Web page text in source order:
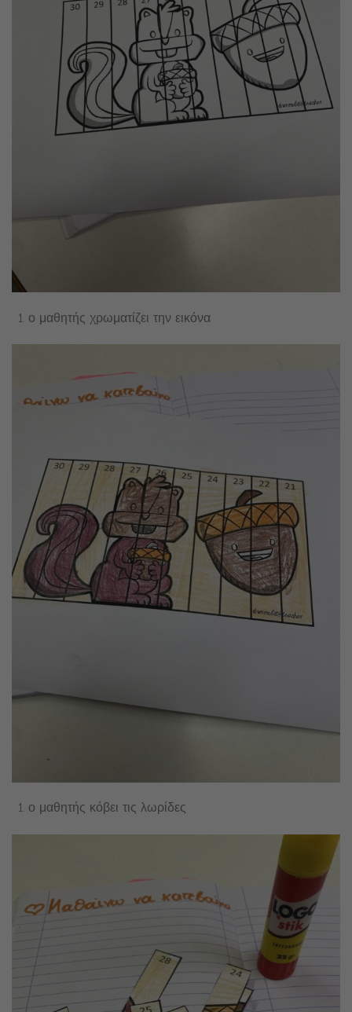
ο μαθητής χρωματίζει την εικόνα
ο μαθητής κόβει τις λωρίδες